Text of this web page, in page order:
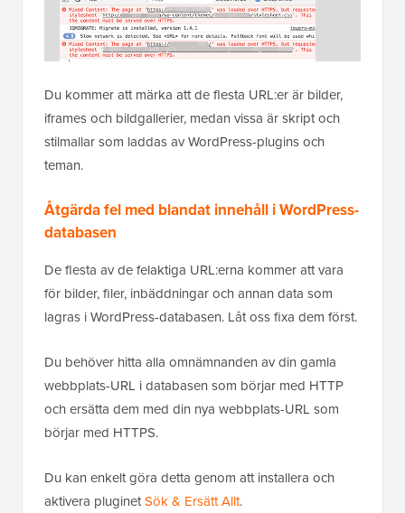
Du kommer att märka att de flesta URL:er är bilder,
iframes och bildgallerier, medan vissa är skript och
stilmallar som laddas av WordPress-plugins och
teman.
Åtgärda fel med blandat innehåll i WordPress-
databasen
De flesta av de felaktiga URL:erna kommer att vara
för bilder, filer, inbäddningar och annan data som
lagras i WordPress-databasen. Låt oss fixa dem först.
Du behöver hitta alla omnämnanden av din gamla
webbplats-URL i databasen som börjar med HTTP
och ersätta dem med din nya webbplats-URL som
börjar med HTTPS.
Du kan enkelt göra detta genom att installera och
aktivera pluginetSök & Ersätt Allt.